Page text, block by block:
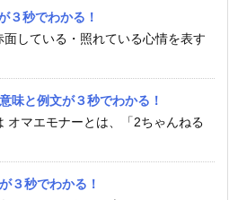
３秒でわかる！
面している・照れている心情を表す
味と例文が３秒でわかる！
オマエモナーとは、「2ちゃんねる
３秒でわかる！